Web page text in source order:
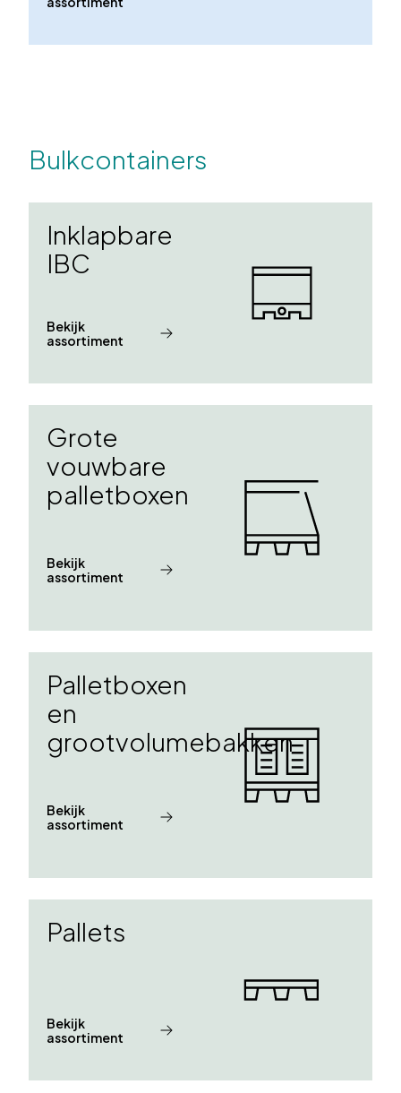
Bulkcontainers
Inklapbare
IBC
Bekijk
assortiment
Grote
vouwbare
palletboxen
Bekijk
assortiment
Palletboxen
en
grootvolumebakken
Bekijk
assortiment
Pallets
Bekijk
assortiment